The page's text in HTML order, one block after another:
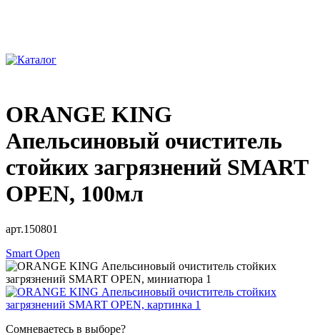
ORANGE KING
Апельсиновый очиститель
стойких загрязнений SMART
OPEN, 100мл
арт.150801
Smart Open
Сомневаетесь в выборе?